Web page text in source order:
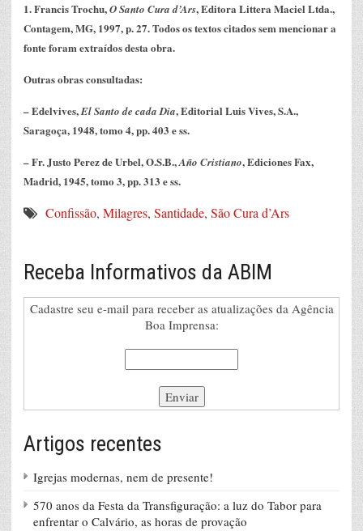
1. Francis Trochu,O Santo Cura d’Ars, Editora Littera Maciel Ltda.,
Contagem, MG, 1997, p. 27. Todos os textos citados sem mencionar a
fonte foram extraídos desta obra.
Outras obras consultadas:
– Edelvives,El Santo de cada Dia, Editorial Luis Vives, S.A.,
Saragoça, 1948, tomo 4, pp. 403 e ss.
– Fr. Justo Perez de Urbel, O.S.B.,Año Cristiano, Ediciones Fax,
Madrid, 1945, tomo 3, pp. 313 e ss.
Confissão, Milagres, Santidade, São Cura d’Ars
Receba Informativos da ABIM
Cadastre seu e-mail para receber as atualizações da Agência
Boa Imprensa:
Artigos recentes
Igrejas modernas, nem de presente!
570 anos da Festa da Transfiguração: a luz do Tabor para
enfrentar o Calvário, as horas de provação